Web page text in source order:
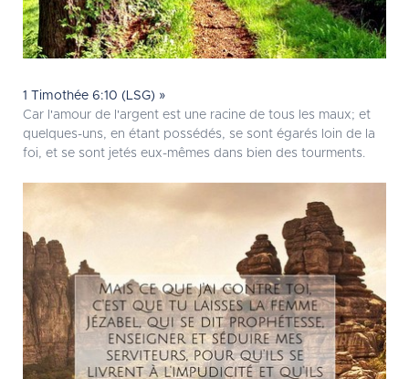
1 Timothée 6:10 (LSG) »
Car l'amour de l'argent est une racine de tous les maux; et
quelques-uns, en étant possédés, se sont égarés loin de la
foi, et se sont jetés eux-mêmes dans bien des tourments.